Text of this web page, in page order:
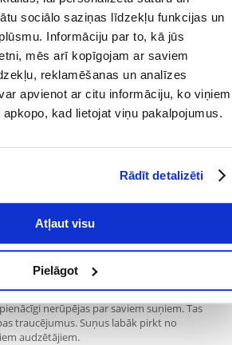
sociālo saziņas līdzekļu funkcijas un
Informāciju par to, kā jūs
mēs arī kopīgojam ar saviem
reklamēšanas un analīzes
apvienot ar citu informāciju, ko viņiem
kad lietojat viņu pakalpojumus.
Rādīt detalizēti
Atļaut visu
Pielāgot
ikdienas fiziskās slodzes dēļ. Īpaša
jo šīs šķirnes suņiem ir nosliece uz
Nepieciešama ikdienas zobu profilakse un
laikā viņi var būt izvēlīgi, kas vēl vairāk
lutina ar izsmalcinātiem ēdieniem un
šķirnes suņi kļūst par upuriem, ja tos nēsā
saviem suņiem fiziskās aktivitātes tik lielā
problēmas vai pat muskuļu atrofija.
palutinot to ar kārumiem, tas ātri noved
mikroskopiskais izmērs padara tos
straujai pārkaršanai un pārdzesēšanai.
savas vajadzības pakaišu kastītē, kas
sunim ikdienas pastaigu prieku.
cilvēkiem, dzīvniekiem un iepazīst
organisms ir mazs, nevajadzētu pārāk
satraucošus simptomus, kas saistīti ar tā
Pieaugošā šķirnes popularitāte
nerūpējas par saviem suņiem. Tas
traucējumus. Suņus labāk pirkt no
audzētājiem.